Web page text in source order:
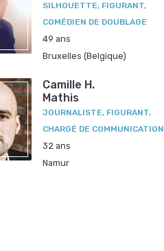
SILHOUETTE, FIGURANT,
COMÉDIEN DE DOUBLAGE
49 ans
Bruxelles (Belgique)
Camille H.
Mathis
JOURNALISTE, FIGURANT,
CHARGÉ DE COMMUNICATION
32 ans
Namur